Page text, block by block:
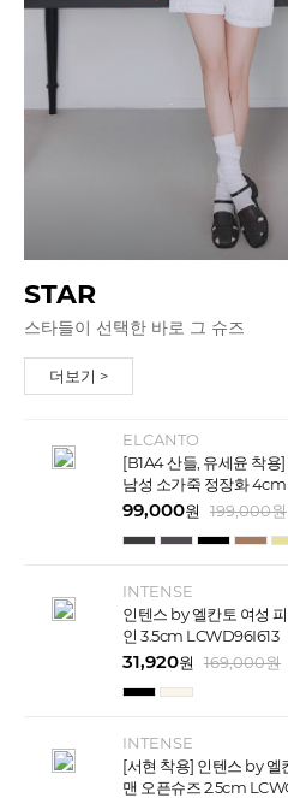
STAR
스타들이 선택한 바로 그 슈즈
더보기 >
ELCANTO
[B1A4 산들, 유세윤 착용
남성 소가죽 정장화
99,000원 199,000원
INTENSE
인텐스 by 엘칸토 여성
인 3.5cm LCWD96I613
31,920원 169,000원
INTENSE
[서현 착용] 인텐스 by 엘
맨 오픈슈즈 2.5cm